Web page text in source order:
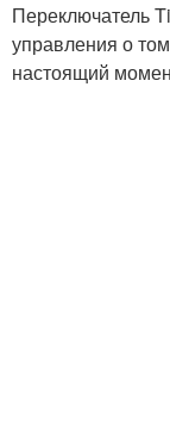
Переключатель
управления о
настоящий